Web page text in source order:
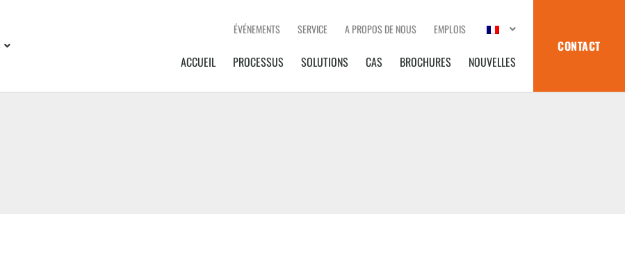
ÉVÉNEMENTS SERVICE A PROPOS DE NOUS EMPLOIS
ACCUEIL PROCESSUS SOLUTIONS CAS BROCHURES NOUVELLES
CONTACT